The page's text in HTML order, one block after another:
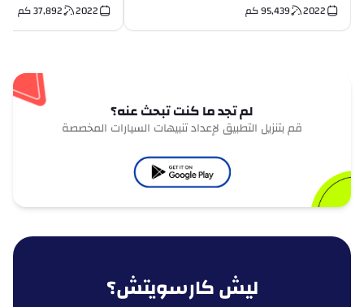
2022
95,439 كم 2022
37,892 كم
لم تجد ما كنت تبحث عنه؟
قم بتنزيل التطبيق لإعداد تنبيهات السيارات المخصصة
ليش كارسويتش؟